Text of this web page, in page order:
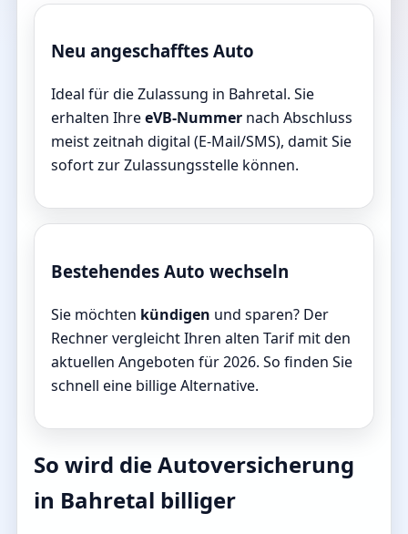
Neu angeschafftes Auto
Ideal für die Zulassung in Bahretal. Sie
erhalten IhreeVB-Nummer nach Abschluss
meist zeitnah digital (E-Mail/SMS), damit Sie
sofort zur Zulassungsstelle können.
Bestehendes Auto wechseln
Sie möchten kündigen und sparen? Der
Rechner vergleicht Ihren alten Tarif mit den
aktuellen Angeboten für 2026. So finden Sie
schnell eine billige Alternative.
So wird die Autoversicherung
in Bahretal billiger